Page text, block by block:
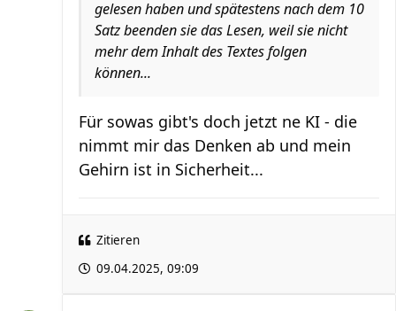
gelesen haben und spätestens nach dem 10
Satz beenden sie das Lesen, weil sie nicht
mehr dem Inhalt des Textes folgen
können...
Für sowas gibt's doch jetzt ne KI - die
nimmt mir das Denken ab und mein
Gehirn ist in Sicherheit...
Zitieren
09.04.2025, 09:09